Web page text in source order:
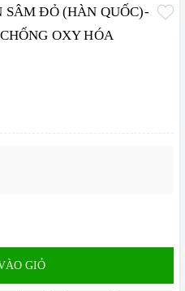
ĐỎ (HÀN QUỐC)-
OXY HÓA
GIỎ